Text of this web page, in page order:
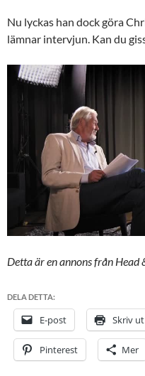
Nu lyckas han dock göra
lämnar intervjun. Kan du
Detta är en annons från Head
DELA DETTA:
E-post Skriv ut
Pinterest Mer